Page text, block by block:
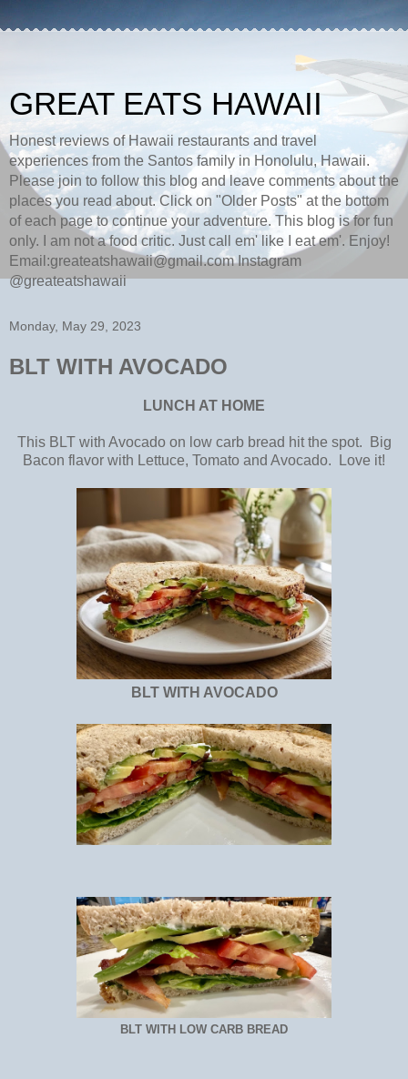
GREAT EATS HAWAII
Honest reviews of Hawaii restaurants and travel
experiences from the Santos family in Honolulu, Hawaii.
Please join to follow this blog and leave comments about the
places you read about. Click on "Older Posts" at the bottom
of each page to continue your adventure. This blog is for fun
only. I am not a food critic. Just call em' like I eat em'. Enjoy!
Email:greateatshawaii@gmail.com Instagram
@greateatshawaii
Monday, May 29, 2023
BLT WITH AVOCADO
LUNCH AT HOME
This BLT with Avocado on low carb bread hit the spot. Big
Bacon flavor with Lettuce, Tomato and Avocado. Love it!
BLT WITH AVOCADO
BLT WITH LOW CARB BREAD